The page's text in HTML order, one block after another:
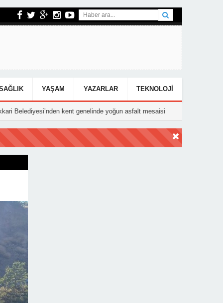
YAŞAM YAZARLAR TEKNOLOJI
kent genelinde yoğun asfalt mesaisi 15:25Hakkari’deki Kazada